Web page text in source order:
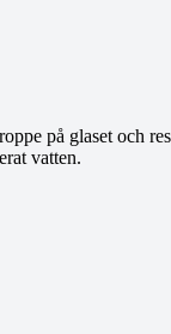
på glaset och
vatten.